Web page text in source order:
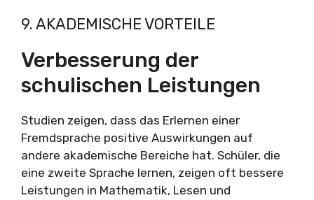
9. AKADEMISCHE VORTEILE
Verbesserung der
schulischen Leistungen
Studien zeigen, dass das Erlernen einer
Fremdsprache positive Auswirkungen auf
andere akademische Bereiche hat. Schüler, die
eine zweite Sprache lernen, zeigen oft bessere
Leistungen in Mathematik, Lesen und